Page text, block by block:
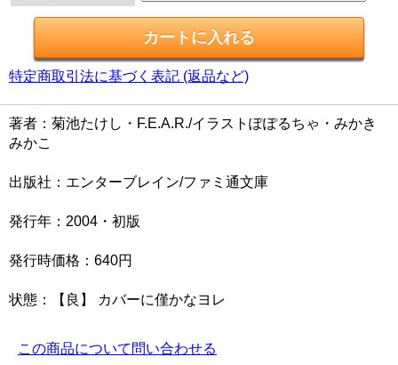
特定商取引法に基づく表記 (返品など)
著者：菊池たけし・F.E.A.R./イラストぽぽるちゃ・みかき
みかこ
出版社：エンターブレイン/ファミ通文庫
発行年：2004・初版
発行時価格：640円
状態：【良】 カバーに僅かなヨレ
この商品について問い合わせる